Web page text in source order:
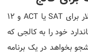
حداقل، دانش آموزان باید حدود 50 دلار برای SAT یا ACT و 12
خود را به کالجی که
بخواهد در یک برنامه